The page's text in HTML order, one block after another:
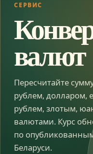
СЕРВИС
валют
Пересчитайте
рублем, долларом,
рублем, злотым,
валютами. Курс
по
Беларуси.